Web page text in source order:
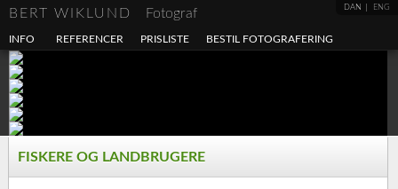
DAN ENG
BERT WIKLUND Fotograf
INFO REFERENCER PRISLISTE BESTIL FOTOGRAFERING
FISKERE OG LANDBRUGERE